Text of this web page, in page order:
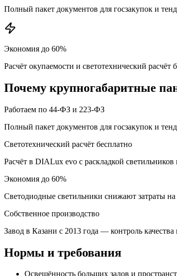
Полный пакет документов для госзакупок и
Экономия до 60%
Расчёт окупаемости и светотехнический расчёт
Почему крупногабаритные
Работаем по 44-ФЗ и 223-ФЗ
Полный пакет документов для госзакупок и
Светотехнический расчёт бесплатно
Расчёт в DIALux evo с раскладкой
Экономия до 60%
Светодиодные светильники снижают затраты
Собственное производство
Завод в Казани с 2013 года — контроль
Нормы и требования
Освещённость больших залов и